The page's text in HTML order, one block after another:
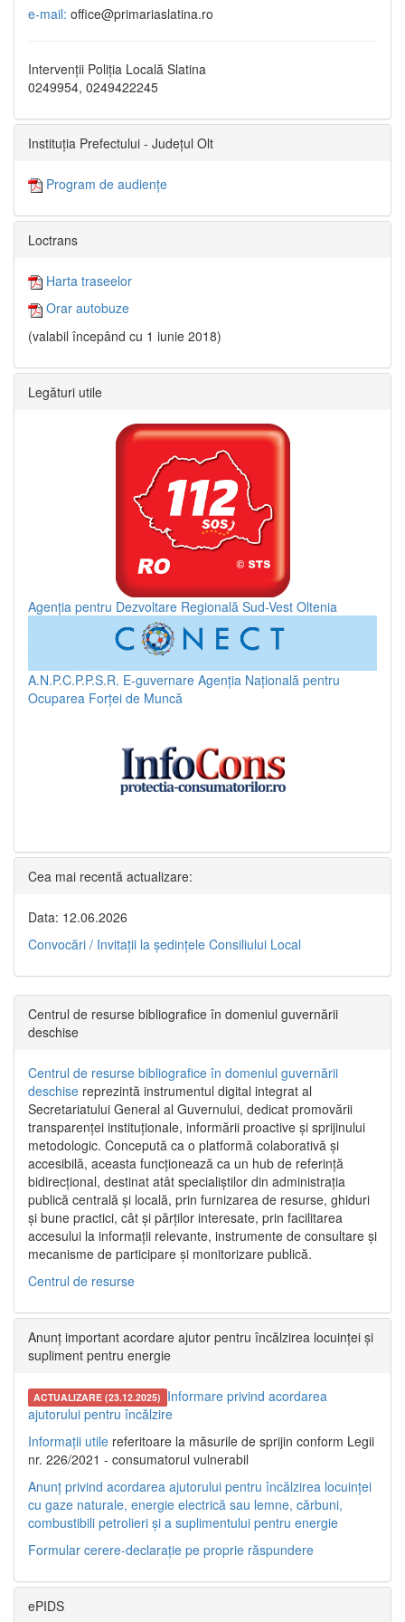
e-mail: office@primariaslatina.ro
Intervenții Poliția Locală Slatina
0249954, 0249422245
Instituția Prefectului - Județul Olt
Program de audiențe
Loctrans
Harta traseelor
Orar autobuze
(valabil începând cu 1 iunie 2018)
Legături utile
Agenția pentru Dezvoltare Regională Sud-Vest Oltenia
A.N.P.C.P.P.S.R. E-guvernare Agenția Națională pentru
Ocuparea Forței de Muncă
Cea mai recentă actualizare:
Data: 12.06.2026
Convocări / Invitaţii la şedinţele Consiliului Local
Centrul de resurse bibliografice în domeniul guvernării
deschise
Centrul de resurse bibliografice în domeniul guvernării
deschise reprezintă instrumentul digital integrat al
Secretariatului General al Guvernului, dedicat promovării
transparenței instituționale, informării proactive și sprijinului
metodologic. Concepută ca o platformă colaborativă și
accesibilă, aceasta funcționează ca un hub de referință
bidirecțional, destinat atât specialiștilor din administrația
publică centrală și locală, prin furnizarea de resurse, ghiduri
și bune practici, cât și părților interesate, prin facilitarea
accesului la informații relevante, instrumente de consultare și
mecanisme de participare și monitorizare publică.
Centrul de resurse
Anunț important acordare ajutor pentru încălzirea locuinței și
supliment pentru energie
ACTUALIZARE (23.12.2025) Informare privind acordarea
ajutorului pentru încălzire
Informații utile referitoare la măsurile de sprijin conform Legii
nr. 226/2021 - consumatorul vulnerabil
Anunț privind acordarea ajutorului pentru încălzirea locuinței
cu gaze naturale, energie electrică sau lemne, cărbuni,
combustibili petrolieri și a suplimentului pentru energie
Formular cerere-declarație pe proprie răspundere
ePIDS